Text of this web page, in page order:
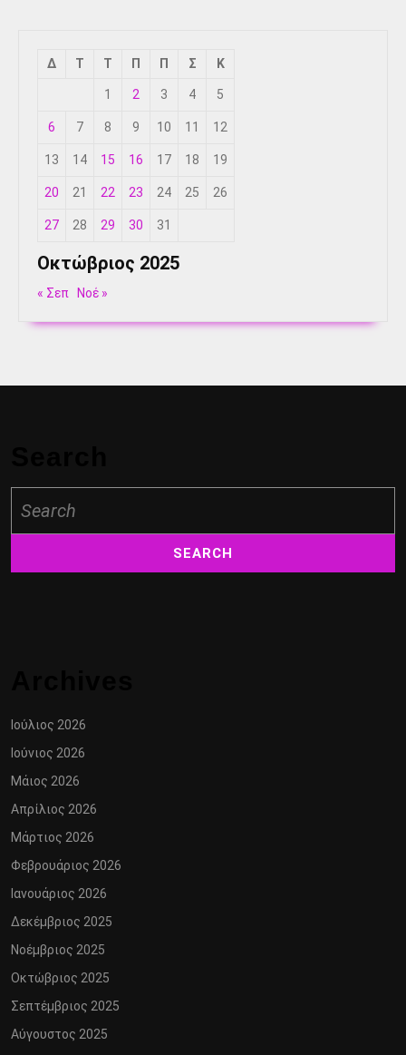
Οκτώβριος 2025
Δ Τ Τ Π Π Σ Κ
1 2 3 4 5
6 7 8 9 10 11 12
13 14 15 16 17 18 19
20 21 22 23 24 25 26
27 28 29 30 31
« Σεπ Νοέ »
for:
Ιούλιος 2026
Ιούνιος 2026
Μάιος 2026
Απρίλιος 2026
Μάρτιος 2026
Φεβρουάριος 2026
Ιανουάριος 2026
Δεκέμβριος 2025
Νοέμβριος 2025
Οκτώβριος 2025
Σεπτέμβριος 2025
Αύγουστος 2025